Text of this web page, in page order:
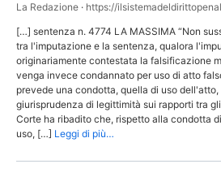
La Redazione · https://
[…] sentenza n. 4774 LA MASSIMA “Non
tra l'imputazione e la sentenza, qualora
originariamente contestata la falsificazione
venga invece condannato per uso di atto
prevede una condotta, quella di uso
giurisprudenza di legittimità sui rapporti tra gli
Corte ha ribadito che, rispetto alla condotta
uso, […] Leggi di più…